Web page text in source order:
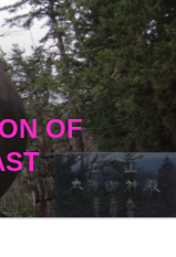
OF